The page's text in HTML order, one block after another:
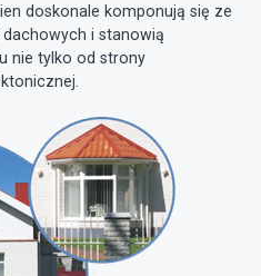
doskonale komponują się ze
i stanowią
nie tylko od strony